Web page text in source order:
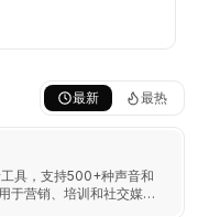
最新 最热
具，支持500+种声音和
于营销、培训和社交媒体